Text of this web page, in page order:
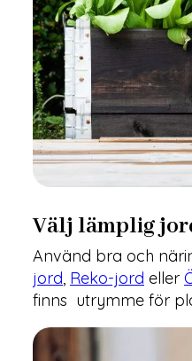
Välj lämplig
Använd bra och
jord, Reko-jord eller
finns utrymme för